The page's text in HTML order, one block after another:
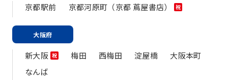
京都駅前 京都河原町（京都 蔦屋書店） 祝
大阪府
新大阪 祝 梅田 西梅田 淀屋橋
大阪本町
なんば